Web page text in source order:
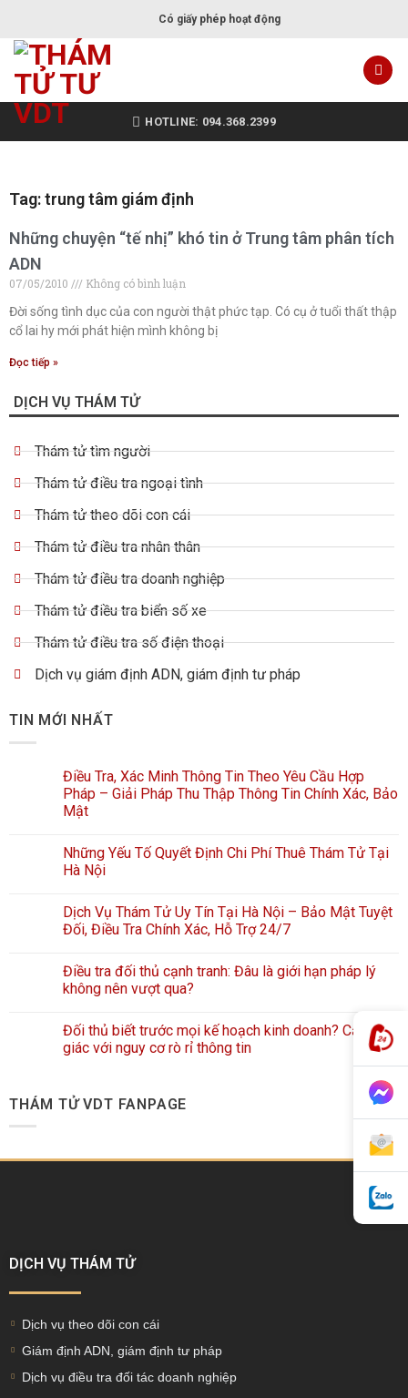
Có giấy phép hoạt động
HOTLINE: 094.368.2399
Tag: trung tâm giám định
Những chuyện “tế nhị” khó tin ở Trung tâm phân tích
ADN
07/05/2010
Không có bình luận
Đời sống tình dục của con người thật phức tạp. Có cụ ở tuổi thất thập
cổ lai hy mới phát hiện mình không bị
Đọc tiếp »
DỊCH VỤ THÁM TỬ
Thám tử tìm người
Thám tử điều tra ngoại tình
Thám tử theo dõi con cái
Thám tử điều tra nhân thân
Thám tử điều tra doanh nghiệp
Thám tử điều tra biển số xe
Thám tử điều tra số điện thoại
Dịch vụ giám định ADN, giám định tư pháp
TIN MỚI NHẤT
Điều Tra, Xác Minh Thông Tin Theo Yêu Cầu Hợp
Pháp – Giải Pháp Thu Thập Thông Tin Chính Xác, Bảo
Mật
Những Yếu Tố Quyết Định Chi Phí Thuê Thám Tử Tại
Hà Nội
Dịch Vụ Thám Tử Uy Tín Tại Hà Nội – Bảo Mật Tuyệt
Đối, Điều Tra Chính Xác, Hỗ Trợ 24/7
Điều tra đối thủ cạnh tranh: Đâu là giới hạn pháp lý
không nên vượt qua?
Đối thủ biết trước mọi kế hoạch kinh doanh? Cảnh
giác với nguy cơ rò rỉ thông tin
THÁM TỬ VDT FANPAGE
DỊCH VỤ THÁM TỬ
Dịch vụ theo dõi con cái
Giám định ADN, giám định tư pháp
Dịch vụ điều tra đối tác doanh nghiệp